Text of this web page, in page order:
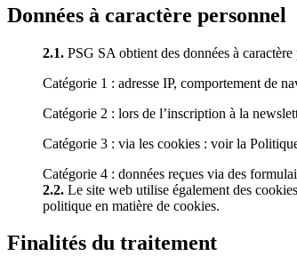
Données à caractère personnel
2.1. PSG SA obtient des données à
Catégorie 1 : adresse IP, comportement de
Catégorie 2 : lors de l’inscription à la
Catégorie 3 : via les cookies : voir la
Catégorie 4 : données reçues via des
2.2. Le site web utilise également des
politique en matière de cookies.
Finalités du traitement